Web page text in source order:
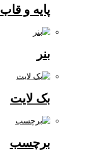
پایه و قاب